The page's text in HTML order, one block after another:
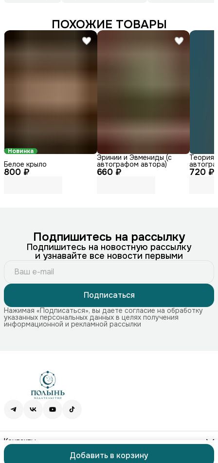
Добавить в корзину
ПОХОЖИЕ ТОВАРЫ
Новинка
800 ₽
Белое крыло
660 ₽
Эринии и Эвмениды (с
автографом автора)
720 ₽
Теория
Подпишитесь на рассылку
Подпишитесь на новостную рассылку
и узнавайте все новости первыми
Подписаться
Нажимая «Подписаться», вы даете согласие на обработку
указанных персональных данных в целях получения
информационной и рекламной рассылки
Контакты
Адрес
115172, г. Москва, Краснохолмская наб. 11, стр. 1